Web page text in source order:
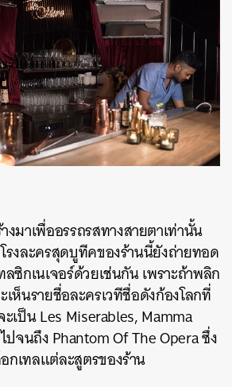
งมาเพื่ออรรถรสทางสายตาเท่านั้น
รงละครสุดบูทีคของร้านนี้ยังถ่ายทอด
ซิกเนเจอร์ด้วยเช่นกัน เพราะถ้าพลิก
ห็นรายชื่อละครเวทีชื่อดังก้องโลกที่
เป็น Les Miserables, Mamma
ปจนถึง Phantom Of The Opera ซึ่ง
กเทลแต่ละสูตรของร้าน